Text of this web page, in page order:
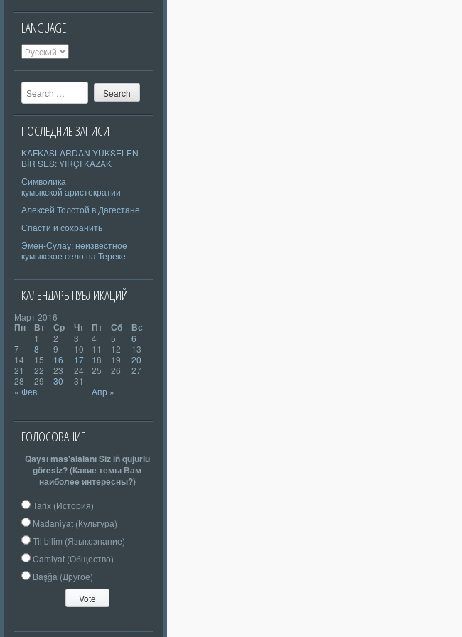
LANGUAGE
Search
ПОСЛЕДНИЕ ЗАПИСИ
KAFKASLARDAN YÜKSELEN
BİR SES: YIRÇI KAZAK
Символика
кумыкской аристократии
Алексей Толстой в Дагестане
Спасти и сохранить
Эмен-Сулау: неизвестное
кумыкское село на Тереке
КАЛЕНДАРЬ ПУБЛИКАЦИЙ
Март 2016
Пн Вт Ср Чт Пт Сб Вс
« Фев Апр »
1 2 3 4 5
6
7
8 9 10 11 12
13
14
15 16 17 18 19
20
21
22 23 24 25 26
27
28
29 30 31
ГОЛОСОВАНИЕ
Qaysı mas'alalanı Siz iñ qujurlu
göresiz? (Какие темы Вам
наиболее интересны?)
Tarix (История)
Madaniyat (Культура)
Til bilim (Языкознание)
Camiyat (Общество)
Başğa (Другое)